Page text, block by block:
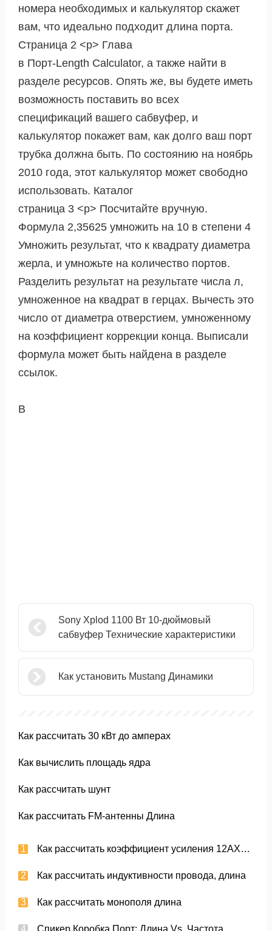
номера необходимых и калькулятор скажет
вам, что идеально подходит длина порта.
Страница 2 <р> Глава
в Порт-Length Calculator, а также найти в
разделе ресурсов. Опять же, вы будете иметь
возможность поставить во всех
спецификаций вашего сабвуфер, и
калькулятор покажет вам, как долго ваш порт
трубка должна быть. По состоянию на ноябрь
2010 года, этот калькулятор может свободно
использовать. Каталог
страница 3 <р> Посчитайте вручную.
Формула 2,35625 умножить на 10 в степени 4
Умножить результат, что к квадрату диаметра
жерла, и умножьте на количество портов.
Разделить результат на результате числа л,
умноженное на квадрат в герцах. Вычесть это
число от диаметра отверстием, умноженному
на коэффициент коррекции конца. Выписали
формула может быть найдена в разделе
ссылок.
В
Sony Xplod 1100 Вт 10-дюймовый
сабвуфер Технические характеристики
Как установить Mustang Динамики
Как рассчитать 30 кВт до амперах
Как вычислить площадь ядра
Как рассчитать шунт
Как рассчитать FM-антенны Длина
Как рассчитать коэффициент усиления 12AX7 Tube
Как рассчитать индуктивности провода, длина
Как рассчитать монополя длина
Спикер Коробка Порт: Длина Vs. Частота